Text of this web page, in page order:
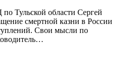
Тульской области Сергей
смертной казни в России
Свои мысли по